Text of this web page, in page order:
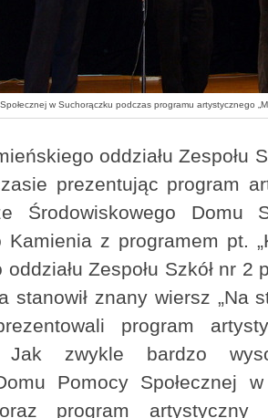
w Suchorączku podczas programu artystycznego
oddziału Zespołu
prezentując program
Środowiskowego Domu
Kamienia z programem pt.
Zespołu Szkół nr
stanowił znany wiersz „Na
program
Jak zwykle bardzo
Pomocy Społecznej
program artystyczny